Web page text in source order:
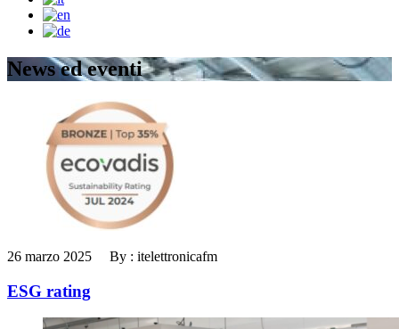
News ed eventi
26 marzo 2025 By : itelettronicafm
ESG rating